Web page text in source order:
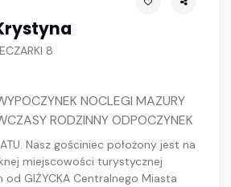
8
NOCLEGI MAZURY
RODZINNY ODPOCZYNEK
Nasz gościniec położony jest na
miejscowości turystycznej
od GIŻYCKA Centralnego Miasta